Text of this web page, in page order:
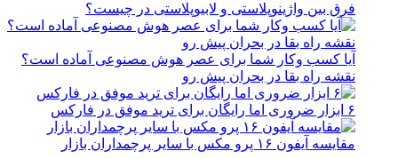
فرق بین واژینوپلاستی و لابیوپلاستی در چیست؟
آیا کسب وکار شما برای عصر هوش مصنوعی آماده است؟
نقشه راه بقا در بحران پیش رو
۶ ابزار ضروری اما رایگان برای ترید موفق در فارکس
مقایسه آیفون ۱۶ پرو مکس با سایر پرچمداران بازار